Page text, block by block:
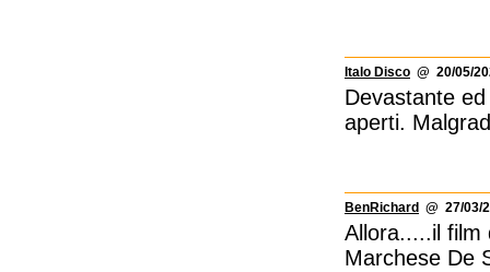
Italo Disco @ 20/05/
Devastante
aperti.
BenRichard @ 27/03/
Allora.....il film
Marchese De